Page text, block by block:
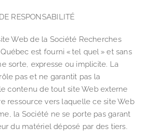
RESPONSABILITÉ
Web de la Société Recherches
est fourni « tel quel » et sans
sorte, expresse ou implicite. La
pas et ne garantit pas la
contenu de tout site Web externe
ressource vers laquelle ce site Web
la Société ne se porte pas garant
du matériel déposé par des tiers.